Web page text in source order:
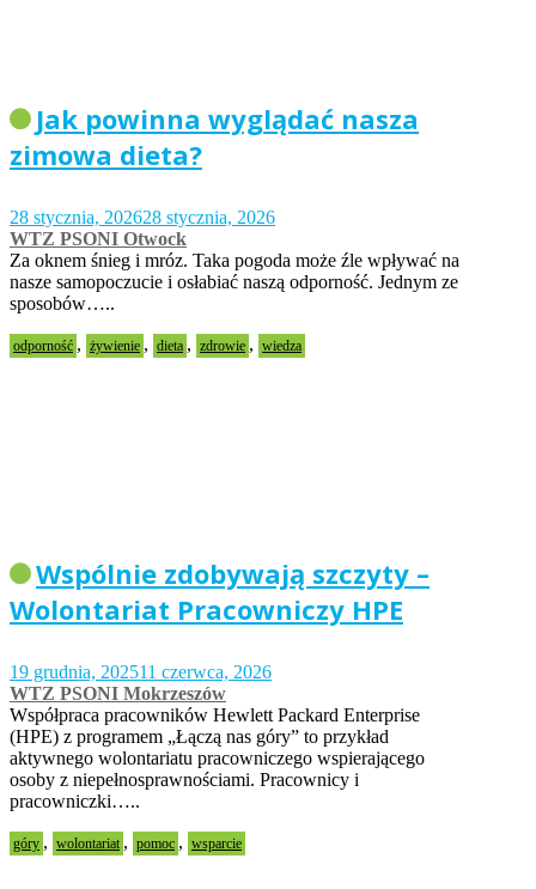
Jak powinna wyglądać nasza
zimowa dieta?
28 stycznia, 202628 stycznia, 2026
WTZ PSONI Otwock
Za oknem śnieg i mróz. Taka pogoda może źle wpływać na
nasze samopoczucie i osłabiać naszą odporność. Jednym ze
sposobów…..
odporność , żywienie , dieta , zdrowie , wiedza
Wspólnie zdobywają szczyty –
Wolontariat Pracowniczy HPE
19 grudnia, 202511 czerwca, 2026
WTZ PSONI Mokrzeszów
Współpraca pracowników Hewlett Packard Enterprise
(HPE) z programem „Łączą nas góry” to przykład
aktywnego wolontariatu pracowniczego wspierającego
osoby z niepełnosprawnościami. Pracownicy i
pracowniczki…..
góry , wolontariat , pomoc , wsparcie